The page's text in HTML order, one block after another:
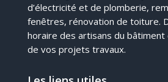
d’électricité et de plomberie,
fenêtres, rénovation de toiture.
horaire des artisans du bâtiment
de vos projets travaux.